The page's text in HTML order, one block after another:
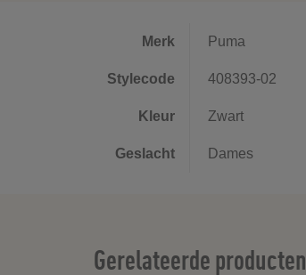
Merk Puma
Stylecode 408393-02
Kleur Zwart
Geslacht Dames
Gerelateerde producten